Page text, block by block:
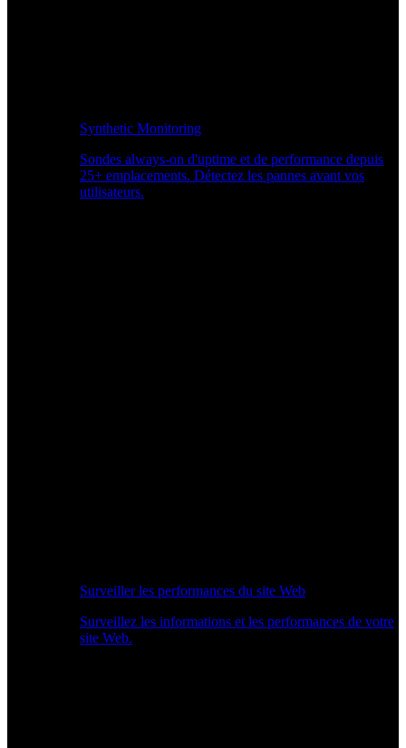
Synthetic Monitoring
Sondes always-on d'uptime et de performance depuis
25+ emplacements. Détectez les pannes avant vos
utilisateurs.
Surveiller les performances du site Web
Surveillez les informations et les performances de votre
site Web.